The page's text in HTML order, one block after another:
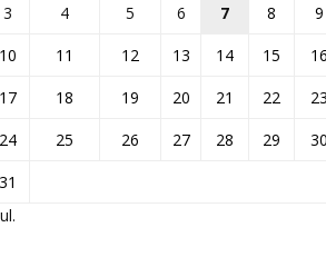
3
4 5 6 7 8
9
11 12 13 14 15
16
18 19 20 21 22
23
25 26 27 28 29
30